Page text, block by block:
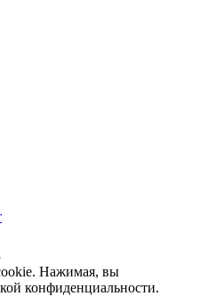
Нажимая, вы
конфиденциальности.